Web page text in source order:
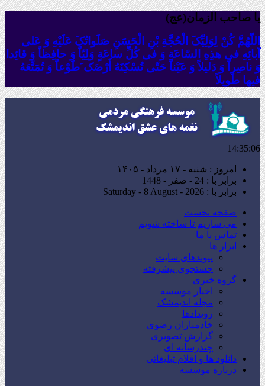
یا صاحب الزمان(عج)
اللّهُمَّ کُنْ لِوَلِیِّکَ الْحُجَّةِ بْنِ الْحَسَنِ صَلَواتُکَ عَلَیْهِ وَ عَلى
آبائِهِ فی هذِهِ السّاعَةِ وَ فی کُلِّ ساعَةٍ وَلِیّاً وَ حافِظاً وَ قائِدا
‏وَ ناصِراً وَ دَلیلاً وَ عَیْناً حَتّى تُسْکِنَهُ أَرْضَک َطَوْعاً وَ تُمَتِّعَهُ
فیها طَویلاً
14:35:08
امروز : شنبه - ۱۷ مرداد - ۱۴۰۵
برابر با : 24 - صفر - 1448
برابر با : Saturday - 8 August - 2026
صفحه نخست
می سازیم تا ساخته شویم
تماس با ما
ابزار ها
پیوندهای سایت
جستجوی پیشرفته
گروه خبری
اخبار موسسه
مجله اندیمشک
رویدادها
خادمیاران رضوی
گزارش تصویری
چندرسانه ای
دانلود ها و اقلام تبلیغاتی
درباره موسسه